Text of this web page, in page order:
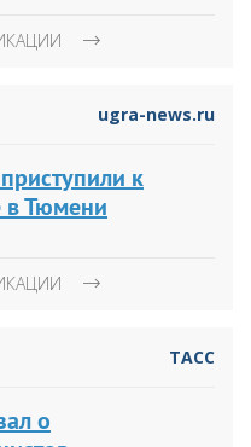
ugra-news.ru
к
в Тюмени
ТАСС
о